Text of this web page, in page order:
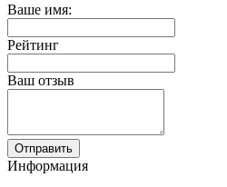
Ваше имя:
Рейтинг
Ваш отзыв
Отправить
Информация